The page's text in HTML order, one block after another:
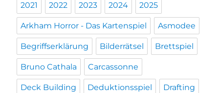
2021 2022 2023 2024 2025
Arkham Horror - Das Kartenspiel Asmodee
Begriffserklärung Bilderrätsel Brettspiel
Bruno Cathala Carcassonne
Deck Building Deduktionsspiel Drafting